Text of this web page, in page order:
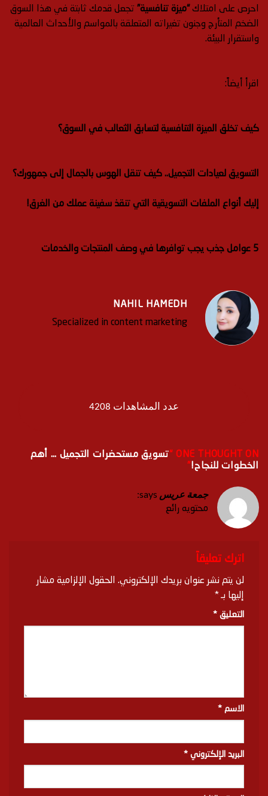
احرص على امتلاك “ميزة تنافسية” تجعل قدمك ثابتة في هذا السوق
الضخم المتأرج وجنون تغيراته المتعلقة بالمواسم والأحداث العالمية
واستقرار البيئة.
اقرأ أيضاً:
كيف تخلق الميزة التنافسية لتسابق الثعالب في السوق؟
التسويق لعيادات التجميل.. كيف تنقل الهوس بالجمال إلى جمهورك؟
إليك أنواع الملفات التسويقية التي تنقذ سفينة عملك من الغرق!
5 عوامل جذب يجب توافرها في وصف المنتجات والخدمات
NAHIL HAMEDH
Specialized in content marketing
عدد المشاهدات 4208
ONE THOUGHT ON “
تسويق مستحضرات التجميل … أهم
الخطوات للنجاح!”
جمعة عريس says:
محتويه رائع
اترك تعليقاً
لن يتم نشر عنوان بريدك الإلكتروني. الحقول الإلزامية مشار
إليها بـ*
التعليق *
الاسم *
البريد الإلكتروني *